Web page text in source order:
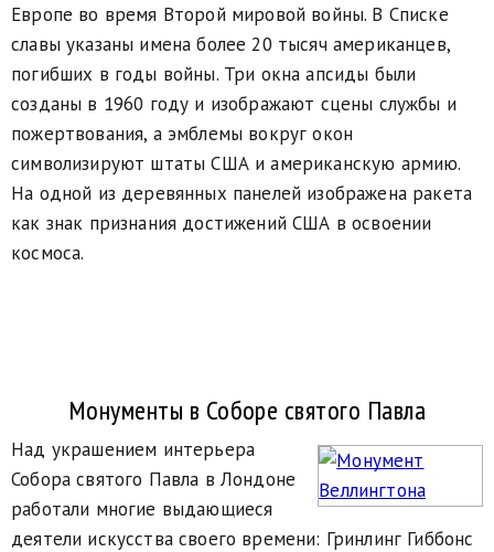
Европе во время Второй мировой войны. В Списке
славы указаны имена более 20 тысяч американцев,
погибших в годы войны. Три окна апсиды были
созданы в 1960 году и изображают сцены службы и
пожертвования, а эмблемы вокруг окон
символизируют штаты США и американскую армию.
На одной из деревянных панелей изображена ракета
как знак признания достижений США в освоении
космоса.
Монументы в Соборе святого Павла
Над украшением интерьера
Собора святого Павла в Лондоне
работали многие выдающиеся
деятели искусства своего времени: Гринлинг Гиббонс